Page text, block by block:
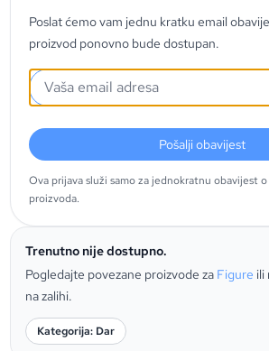
Poslat ćemo vam jednu kratku email
proizvod ponovno bude dostupan.
Pošalji obavijest
Ova prijava služi samo za jednokratnu obavijest
proizvoda.
Trenutno nije dostupno.
Pogledajte povezane proizvode za Figure ili
na zalihi.
Kategorija: Dar